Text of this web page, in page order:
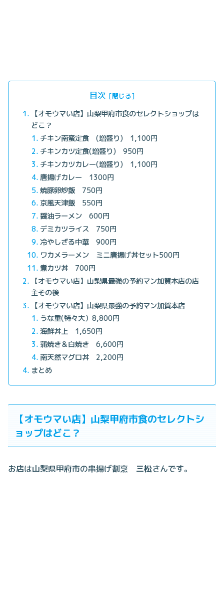
目次
【オモウマい店】山梨甲府市食のセレクトショップは
どこ？
チキン南蛮定食 (増盛り) 1,100円
チキンカツ定食(増盛り) 950円
チキンカツカレー(増盛り) 1,100円
唐揚げカレー 1300円
焼豚卵炒飯 750円
京風天津飯 550円
醤油ラーメン 600円
デミカツライス 750円
冷やしざる中華 900円
ワカメラーメン ミニ唐揚げ丼セット500円
煮カツ丼 700円
【オモウマい店】山梨県最強の予約マン加賀本店の店
主その後
【オモウマい店】山梨県最強の予約マン加賀本店
うな重(特々大）8,800円
海鮮丼上 1,650円
蒲焼き＆白焼き 6,600円
南天然マグロ丼 2,200円
まとめ
【オモウマい店】山梨甲府市食のセレクトシ
ョップはどこ？
お店は山梨県甲府市の串揚げ割烹 三松さんです。